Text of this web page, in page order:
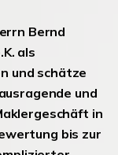
Bernd
als
und schätze
und
in
bis zur